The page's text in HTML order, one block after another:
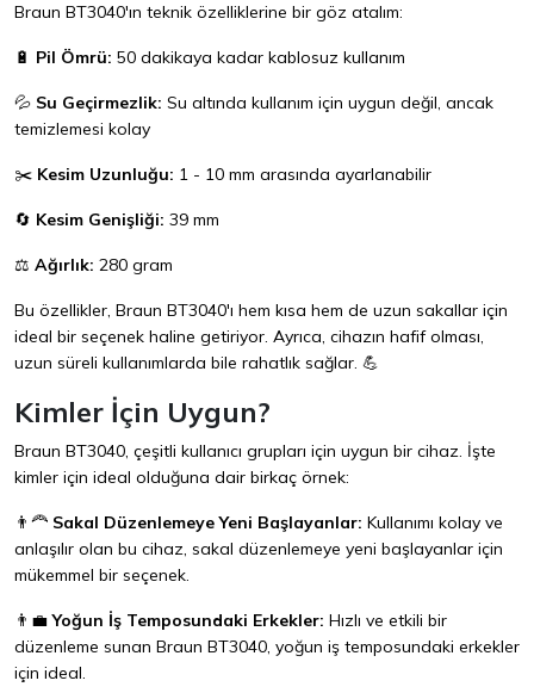
Braun BT3040'ın teknik özelliklerine bir göz atalım:
🔋 Pil Ömrü: 50 dakikaya kadar kablosuz kullanım
💦 Su Geçirmezlik: Su altında kullanım için uygun değil, ancak
temizlemesi kolay
✂️ Kesim Uzunluğu: 1 - 10 mm arasında ayarlanabilir
🔄 Kesim Genişliği: 39 mm
⚖️ Ağırlık: 280 gram
Bu özellikler, Braun BT3040'ı hem kısa hem de uzun sakallar için
ideal bir seçenek haline getiriyor. Ayrıca, cihazın hafif olması,
uzun süreli kullanımlarda bile rahatlık sağlar. 💪
Kimler İçin Uygun?
Braun BT3040, çeşitli kullanıcı grupları için uygun bir cihaz. İşte
kimler için ideal olduğuna dair birkaç örnek:
👨‍🦰 Sakal Düzenlemeye Yeni Başlayanlar: Kullanımı kolay ve
anlaşılır olan bu cihaz, sakal düzenlemeye yeni başlayanlar için
mükemmel bir seçenek.
👨‍💼Yoğun İş Temposundaki Erkekler: Hızlı ve etkili bir
düzenleme sunan Braun BT3040, yoğun iş temposundaki erkekler
için ideal.